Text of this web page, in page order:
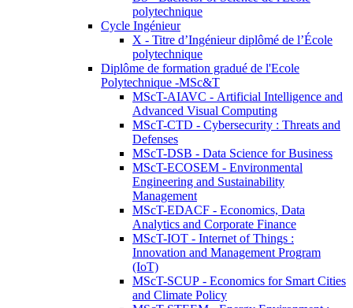
polytechnique
Cycle Ingénieur
X - Titre d’Ingénieur diplômé de l’École
polytechnique
Diplôme de formation gradué de l'Ecole
Polytechnique -MSc&T
MScT-AIAVC - Artificial Intelligence and
Advanced Visual Computing
MScT-CTD - Cybersecurity : Threats and
Defenses
MScT-DSB - Data Science for Business
MScT-ECOSEM - Environmental
Engineering and Sustainability
Management
MScT-EDACF - Economics, Data
Analytics and Corporate Finance
MScT-IOT - Internet of Things :
Innovation and Management Program
(IoT)
MScT-SCUP - Economics for Smart Cities
and Climate Policy